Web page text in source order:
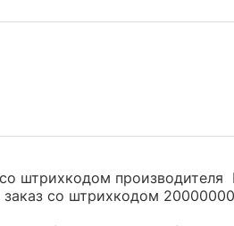
штрихкодом
со штрихкодом